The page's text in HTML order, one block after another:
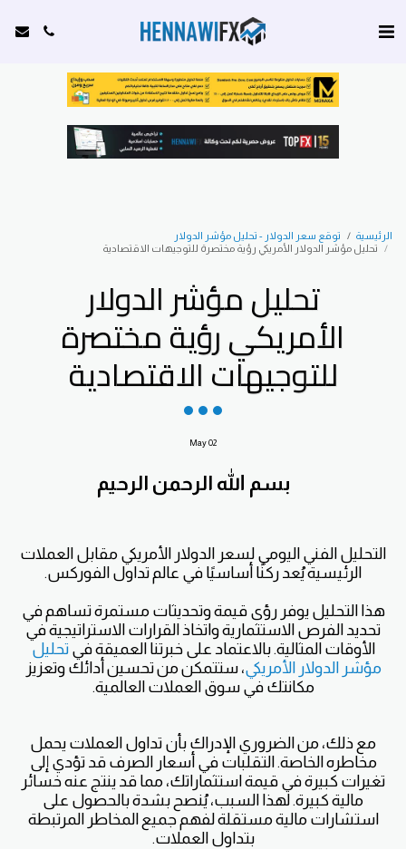
الرئيسية
توقع سعر الدولار - تحليل مؤشر الدولار
تحليل مؤشر الدولار الأمريكي رؤية مختصرة للتوجيهات الاقتصادية
تحليل مؤشر الدولار
الأمريكي رؤية مختصرة
للتوجيهات الاقتصادية
02
May
بسم الله الرحمن الرحيم
التحليل الفني اليومي لسعر الدولار الأمريكي مقابل العملات
الرئيسية يُعد ركنًا أساسيًا في عالم تداول الفوركس.
هذا التحليل يوفر رؤى قيمة وتحديثات مستمرة تساهم في
تحديد الفرص الاستثمارية واتخاذ القرارات الاستراتيجية في
الأوقات المثالية. بالاعتماد على خبرتنا العميقة فيتحليل
مؤشر الدولار الأمريكي، ستتمكن من تحسين أدائك وتعزيز
مكانتك في سوق العملات العالمية.
مع ذلك، من الضروري الإدراك بأن تداول العملات يحمل
مخاطره الخاصة. التقلبات في أسعار الصرف قد تؤدي إلى
تغيرات كبيرة في قيمة استثماراتك، مما قد ينتج عنه خسائر
مالية كبيرة. لهذا السبب، يُنصح بشدة بالحصول على
استشارات مالية مستقلة لفهم جميع المخاطر المرتبطة
بتداول العملات.